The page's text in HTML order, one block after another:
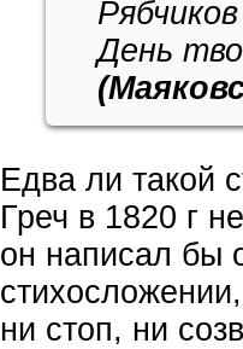
День
Едва ли такой
Греч в 1820 г
он написал бы
ни стоп, ни